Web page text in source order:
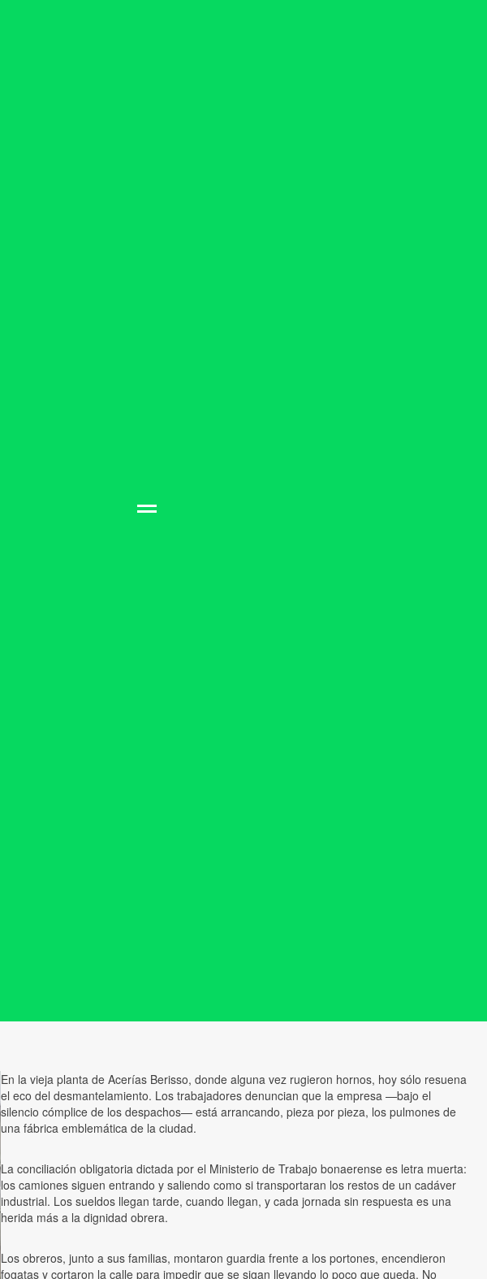
En la vieja planta de Acerías Berisso, donde alguna vez rugieron hornos, hoy sólo resuena
el eco del desmantelamiento. Los trabajadores denuncian que la empresa —bajo el
silencio cómplice de los despachos— está arrancando, pieza por pieza, los pulmones de
una fábrica emblemática de la ciudad.
La conciliación obligatoria dictada por el Ministerio de Trabajo bonaerense es letra muerta:
los camiones siguen entrando y saliendo como si transportaran los restos de un cadáver
industrial. Los sueldos llegan tarde, cuando llegan, y cada jornada sin respuesta es una
herida más a la dignidad obrera.
Los obreros, junto a sus familias, montaron guardia frente a los portones, encendieron
fogatas y cortaron la calle para impedir que se sigan llevando lo poco que queda. No